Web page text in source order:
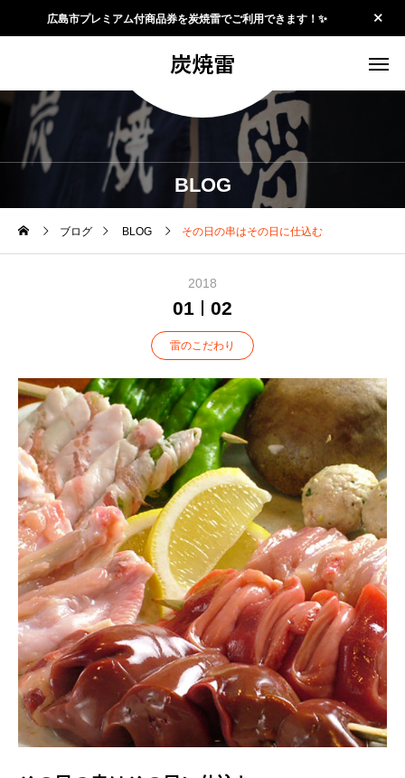
広島市プレミアム付商品券を炭焼雷でご利用できます！✨
炭焼雷
BLOG
ブログ BLOG その日の串はその日に仕込む
2018
01 02
雷のこだわり